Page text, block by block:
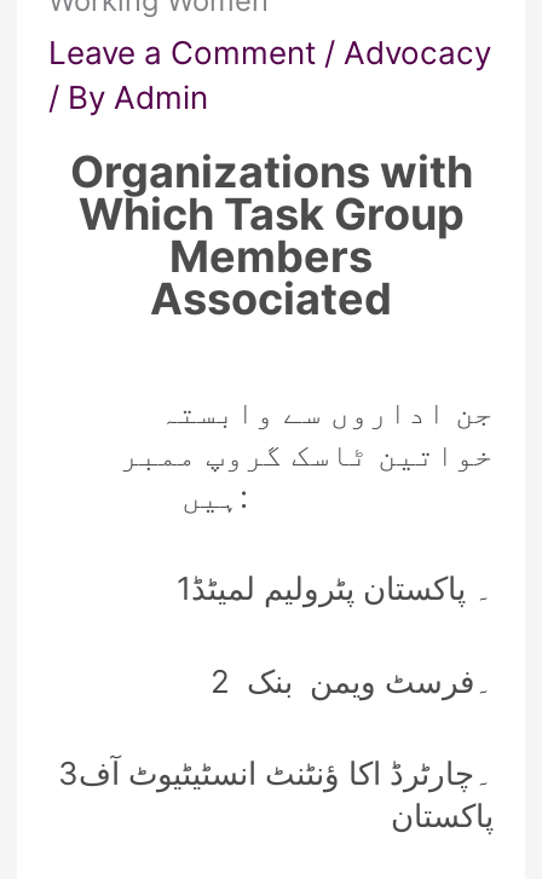
Leave a Comment / Advocacy
/ By Admin
Organizations with
Which Task Group
Members
Associated
جن اداروں سے وابستہ
خواتین ٹاسک گروپ ممبر
ہیں:
1۔ پاکستان پٹرولیم لمیٹڈ
2 ۔فرسٹ ویمن بنک
3۔چارٹرڈ اکا ؤنٹنٹ انسٹیٹیوٹ آف
پاکستان